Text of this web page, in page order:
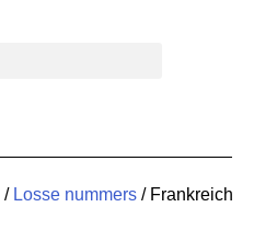
/ Losse nummers / Frankreich